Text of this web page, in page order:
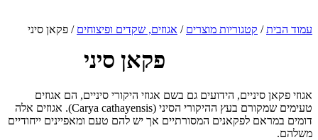
עמוד הבית/ קטגוריות מוצרים / אגוזים, שקדים ופיצוחים / פקאן סיני
פקאן סיני
אגוזי פקאן סיניים, הידועים גם בשם אגוזי היקורי סיניים, הם אגוזים
טעימים שמקורם בעץ ההיקורי הסיני (Carya cathayensis). אגוזים אלה
דומים במראם לפקאנים המסורתיים אך יש להם טעם ומאפיינים ייחודיים
משלהם.